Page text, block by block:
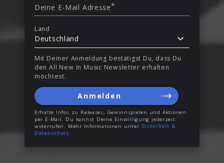
Deine E-Mail Adresse*
Land
Deutschland
Mit Deiner Anmeldung bestätigst Du, dass Du
den All New In Music Newsletter erhalten
möchtest.
Anmelden
Erhalte Infos zu Releases, Gewinnspielen und Aktionen
per E-Mail. Du kannst Deine Einwilligung jederzeit
widerrufen. Mehr Informationen unter Sicherheit &
Datenschutz .